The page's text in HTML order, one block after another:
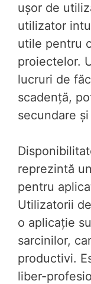
ușor de
utilizator
utile pentru
proiectelor.
lucruri de
scadență,
secundare
reprezintă
pentru
Utilizatorii
o aplicație
sarcinilor,
productivi.
liber-